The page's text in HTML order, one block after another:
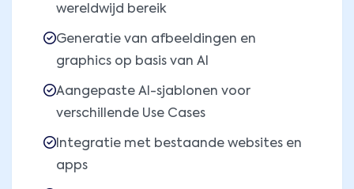
wereldwijd bereik
Generatie van afbeeldingen en
graphics op basis van AI
Aangepaste AI-sjablonen voor
verschillende Use Cases
Integratie met bestaande websites en
apps